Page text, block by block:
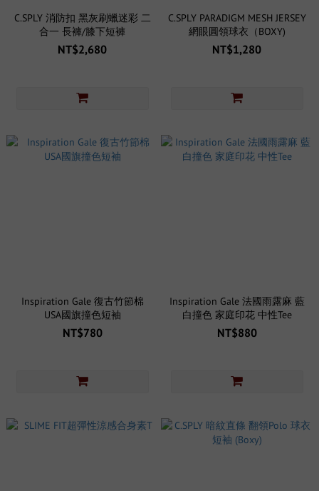
C.SPLY 消防扣 黑灰刷蠟迷彩 二
合一 長褲/膝下短褲
NT$2,680
C.SPLY PARADIGM MESH JERSEY
網眼圓領球衣（BOXY)
NT$1,280
Inspiration Gale 復古竹節棉
USA國旗撞色短袖
NT$780
Inspiration Gale 法國雨露麻 藍
白撞色 家庭印花 中性Tee
NT$880